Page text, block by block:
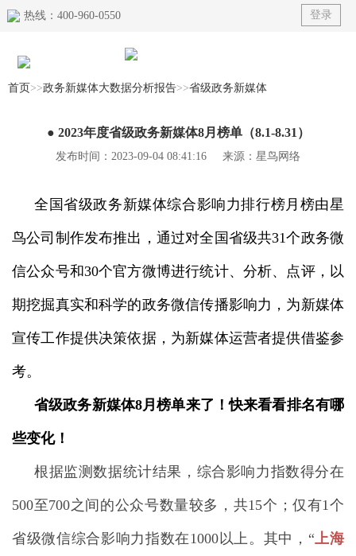
热线：400-960-0550 登录
首页
产品
解决方案
资讯动态
关于我们
首页>>政务新媒体大数据分析报告>>省级政务新媒体
● 2023年度省级政务新媒体8月榜单（8.1-8.31）
发布时间：2023-09-04 08:41:16 来源：星鸟网络
全国省级政务新媒体综合影响力排行榜月榜由星
鸟公司制作发布推出，通过对全国省级共31个政务微
信公众号和30个官方微博进行统计、分析、点评，以
期挖掘真实和科学的政务微信传播影响力，为新媒体
宣传工作提供决策依据，为新媒体运营者提供借鉴参
考。
省级政务新媒体8月榜单来了！快来看看排名有哪
些变化！
根据监测数据统计结果，综合影响力指数得分在
500至700之间的公众号数量较多，共15个；仅有1个
省级微信综合影响力指数在1000以上。其中，“上海